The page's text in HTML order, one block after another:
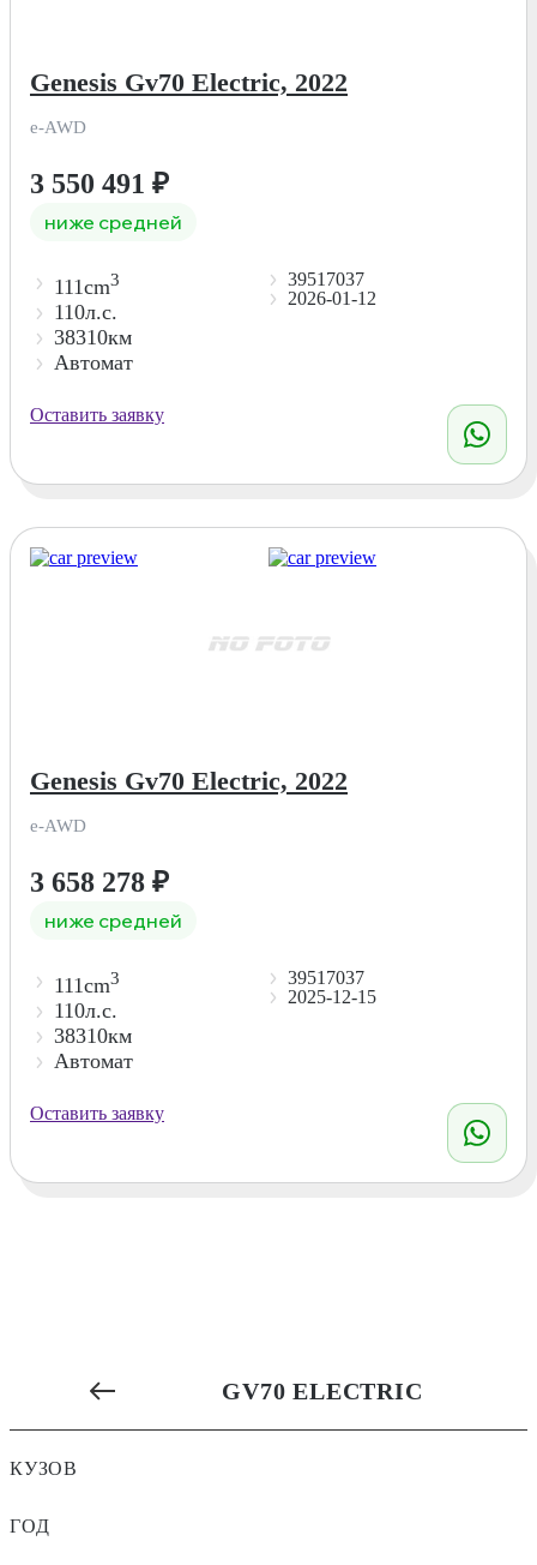
Genesis Gv70 Electric, 2022
e-AWD
3 550 491 ₽
ниже средней
111cm3
110л.с.
38310км
Автомат
39517037
2026-01-12
Оставить заявку
Genesis Gv70 Electric, 2022
e-AWD
3 658 278 ₽
ниже средней
111cm3
110л.с.
38310км
Автомат
39517037
2025-12-15
Оставить заявку
GV70 ELECTRIC
КУЗОВ
ГОД